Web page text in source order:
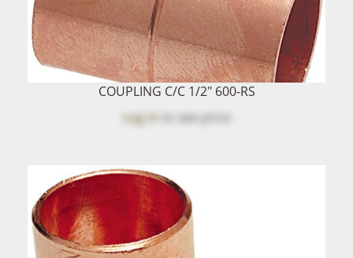
COUPLING C/C 1/2" 600-RS
Log into see price